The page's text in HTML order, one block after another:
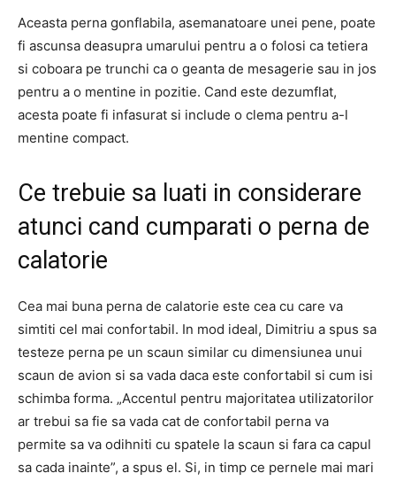
Aceasta perna gonflabila, asemanatoare unei pene, poate
fi ascunsa deasupra umarului pentru a o folosi ca tetiera
si coboara pe trunchi ca o geanta de mesagerie sau in jos
pentru a o mentine in pozitie. Cand este dezumflat,
acesta poate fi infasurat si include o clema pentru a-l
mentine compact.
Ce trebuie sa luati in considerare
atunci cand cumparati o perna de
calatorie
Cea mai buna perna de calatorie este cea cu care va
simtiti cel mai confortabil. In mod ideal, Dimitriu a spus sa
testeze perna pe un scaun similar cu dimensiunea unui
scaun de avion si sa vada daca este confortabil si cum isi
schimba forma. „Accentul pentru majoritatea utilizatorilor
ar trebui sa fie sa vada cat de confortabil perna va
permite sa va odihniti cu spatele la scaun si fara ca capul
sa cada inainte”, a spus el. Si, in timp ce pernele mai mari